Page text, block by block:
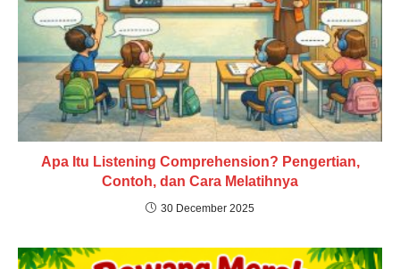
Apa Itu Listening Comprehension? Pengertian,
Contoh, dan Cara Melatihnya
30 December 2025